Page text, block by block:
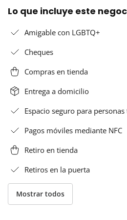
Lo que incluye este
Amigable con LGBTQ+
Cheques
Compras en tienda
Entrega a domicilio
Espacio seguro para
Pagos móviles mediante NFC
Retiro en tienda
Retiros en la puerta
Mostrar todos